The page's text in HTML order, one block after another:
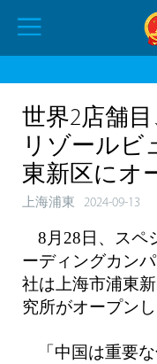
世界2店舗
リゾールビ
東新区にオ
上海浦東 2024-09-13
8月28日、スペ
ーディングカン
社は上海市浦東
究所がオープン
「中国は重要